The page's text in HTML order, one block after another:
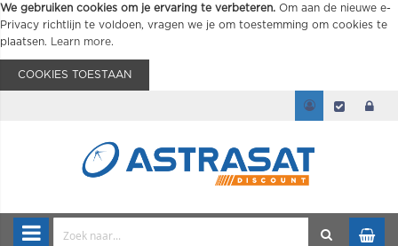
We gebruiken cookies om je ervaring te verbeteren. Om aan de nieuwe e-
Privacy richtlijn te voldoen, vragen we je om toestemming om cookies te
plaatsen.
Learn more.
COOKIES TOESTAAN